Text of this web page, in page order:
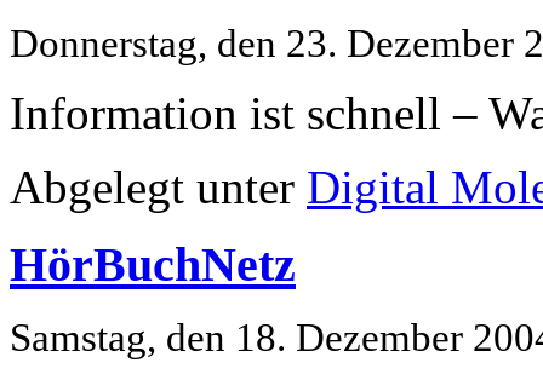
Donnerstag, den 23. Dezember
Information ist schnell –
Abgelegt unter Digital
HörBuchNetz
Samstag, den 18. Dezember